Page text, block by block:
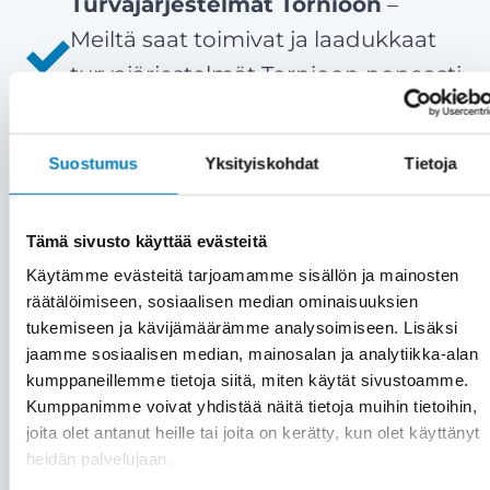
Suostumus Yksityiskohdat Tietoja
Tämä sivusto käyttää evästeitä
Käytämme evästeitä tarjoamamme sisällön ja mainosten
räätälöimiseen, sosiaalisen median ominaisuuksien
tukemiseen ja kävijämäärämme analysoimiseen. Lisäksi
jaamme sosiaalisen median, mainosalan ja analytiikka-alan
kumppaneillemme tietoja siitä, miten käytät sivustoamme.
Kumppanimme voivat yhdistää näitä tietoja muihin tietoihin,
joita olet antanut heille tai joita on kerätty, kun olet käyttänyt
heidän palvelujaan.
Meiltä saat toimivat ja laadukkaat
turvajärjestelmät Tornioon nopeasti
kaikki kaikessa– Meille asiakas on
vaan vain aitoon tarpeeseen.
Asiakastyytyväisyytemme on yli 90
%.
Kattavat palvelut saman katon
alta– Kiinteistön turvajärjestelmien
lisäksi saat meiltä kätevästi saman
katon alta muutkin huolto- ja